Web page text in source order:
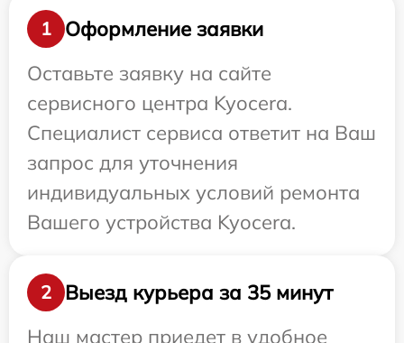
1
Оформление заявки
Оставьте заявку на сайте
сервисного центра Kyocera.
Специалист сервиса ответит на Ваш
запрос для уточнения
индивидуальных условий ремонта
Вашего устройства Kyocera.
2
Выезд курьера за 35 минут
Наш мастер приедет в удобное